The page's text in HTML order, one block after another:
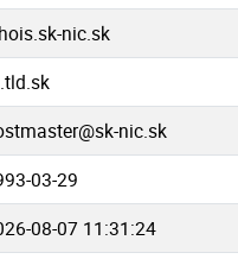
nic.sk
nic.sk
03-29
08-07 11:31:24